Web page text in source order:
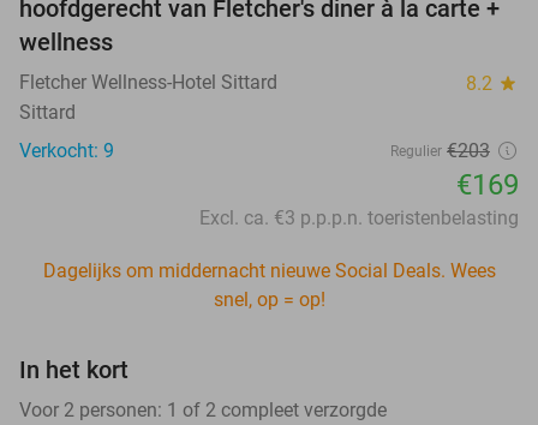
hoofdgerecht van Fletcher's diner à la carte +
wellness
Fletcher Wellness-Hotel Sittard 8.2 star
Sittard
Verkocht: 9
Regulier €203
€169
Excl. ca. €3 p.p.p.n. toeristenbelasting
Dagelijks om middernacht nieuwe Social Deals. Wees
snel, op = op!
In het kort
Voor 2 personen: 1 of 2 compleet verzorgde